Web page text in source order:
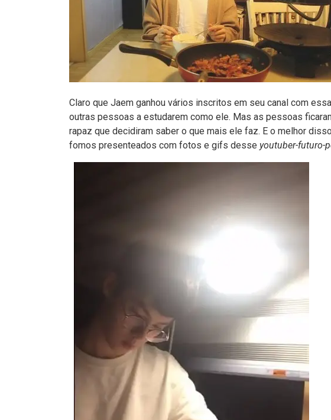
Claro que Jaem ganhou vários inscritos em seu canal com
outras pessoas a estudarem como ele. Mas as pessoas
rapaz que decidiram saber o que mais ele faz. E o melhor
fomos presenteados com fotos e gifs desse youtuber-futuro-